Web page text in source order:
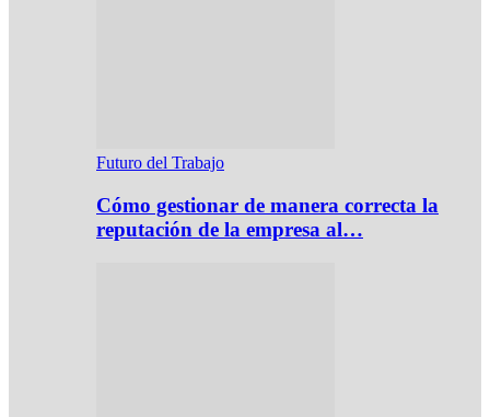
Futuro del Trabajo
Cómo gestionar de manera correcta la
reputación de la empresa al…